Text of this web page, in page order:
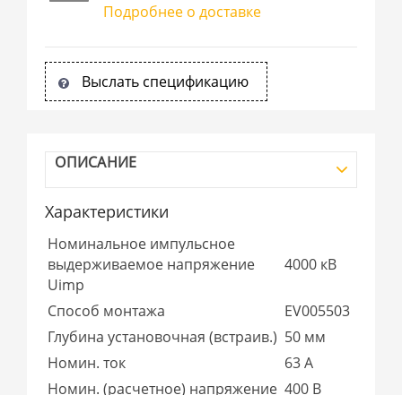
Подробнее о доставке
Выслать спецификацию
ОПИСАНИЕ
Характеристики
Номинальное импульсное
выдерживаемое напряжение
Uimp
4000 кВ
Способ монтажа
EV005503
Глубина установочная (встраив.) 50 мм
Номин. ток
63 А
Номин. (расчетное) напряжение 400 В